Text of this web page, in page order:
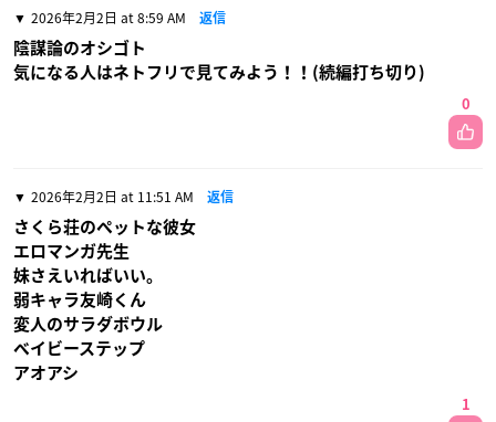
2026年2月2日 at 8:59 AM 返信
陰謀論のオシゴト
気になる人はネトフリで見てみよう！！(続編打ち切り)
0
2026年2月2日 at 11:51 AM 返信
さくら荘のペットな彼女
エロマンガ先生
妹さえいればいい。
弱キャラ友崎くん
変人のサラダボウル
ベイビーステップ
アオアシ
1